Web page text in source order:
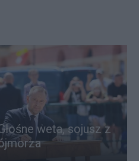
weta, sojusz z